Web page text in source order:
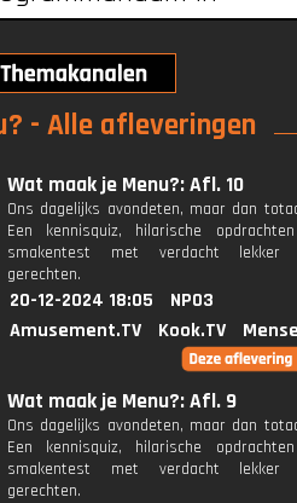
- Alle afleveringen
Wat maak je Menu?: Afl. 10
Ons dagelijks avondeten, maar dan
Een kennisquiz, hilarische
smakentest met verdacht lekker
gerechten.
20-12-2024 18:05
NPO3
Amusement.TV
Kook.TV
Wat maak je Menu?: Afl. 9
Ons dagelijks avondeten, maar dan
Een kennisquiz, hilarische
smakentest met verdacht lekker
gerechten.